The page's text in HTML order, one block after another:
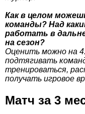
Как в целом
команды? Над
работать в
на сезон?
Оценить можно на
подтягивать
тренироваться,
получать игровое
Матч за 3